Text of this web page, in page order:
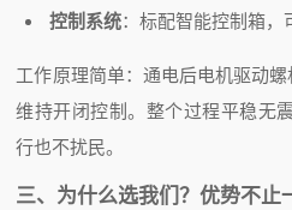
控制系统：标配智能控制箱，
工作原理简单：通电后电机驱动螺
维持开闭控制。整个过程平稳无
行也不扰民。
三、为什么选我们？优势不止